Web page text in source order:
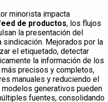
minorista impacta
de productos, los flujos
la presentación del
sindicación. Mejorados por la
el etiquetado, detectar
la información de los
precisos y completos,
manuales y reduciendo el
generativos pueden
fuentes, consolidando